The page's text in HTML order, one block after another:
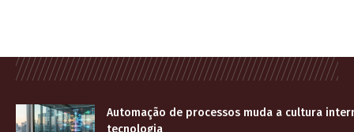
Automação de processos muda a cultura